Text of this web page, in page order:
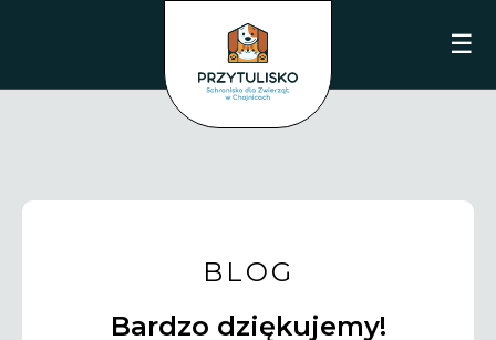
☰
BLOG
Bardzo dziękujemy!